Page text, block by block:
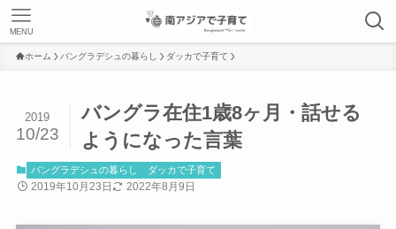
MENU
ホーム バングラデシュの暮らし ダッカで子育て
バングラ在住1歳8ヶ月・話せる
ようになった言葉
2019
10/23
バングラデシュの暮らし ダッカで子育て
2019年10月23日 2022年8月9日